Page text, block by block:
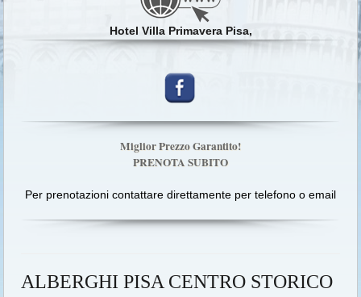
Hotel Villa Primavera Pisa,
Miglior Prezzo Garantito!
PRENOTA SUBITO
Per prenotazioni contattare direttamente per telefono o email
ALBERGHI PISA CENTRO STORICO